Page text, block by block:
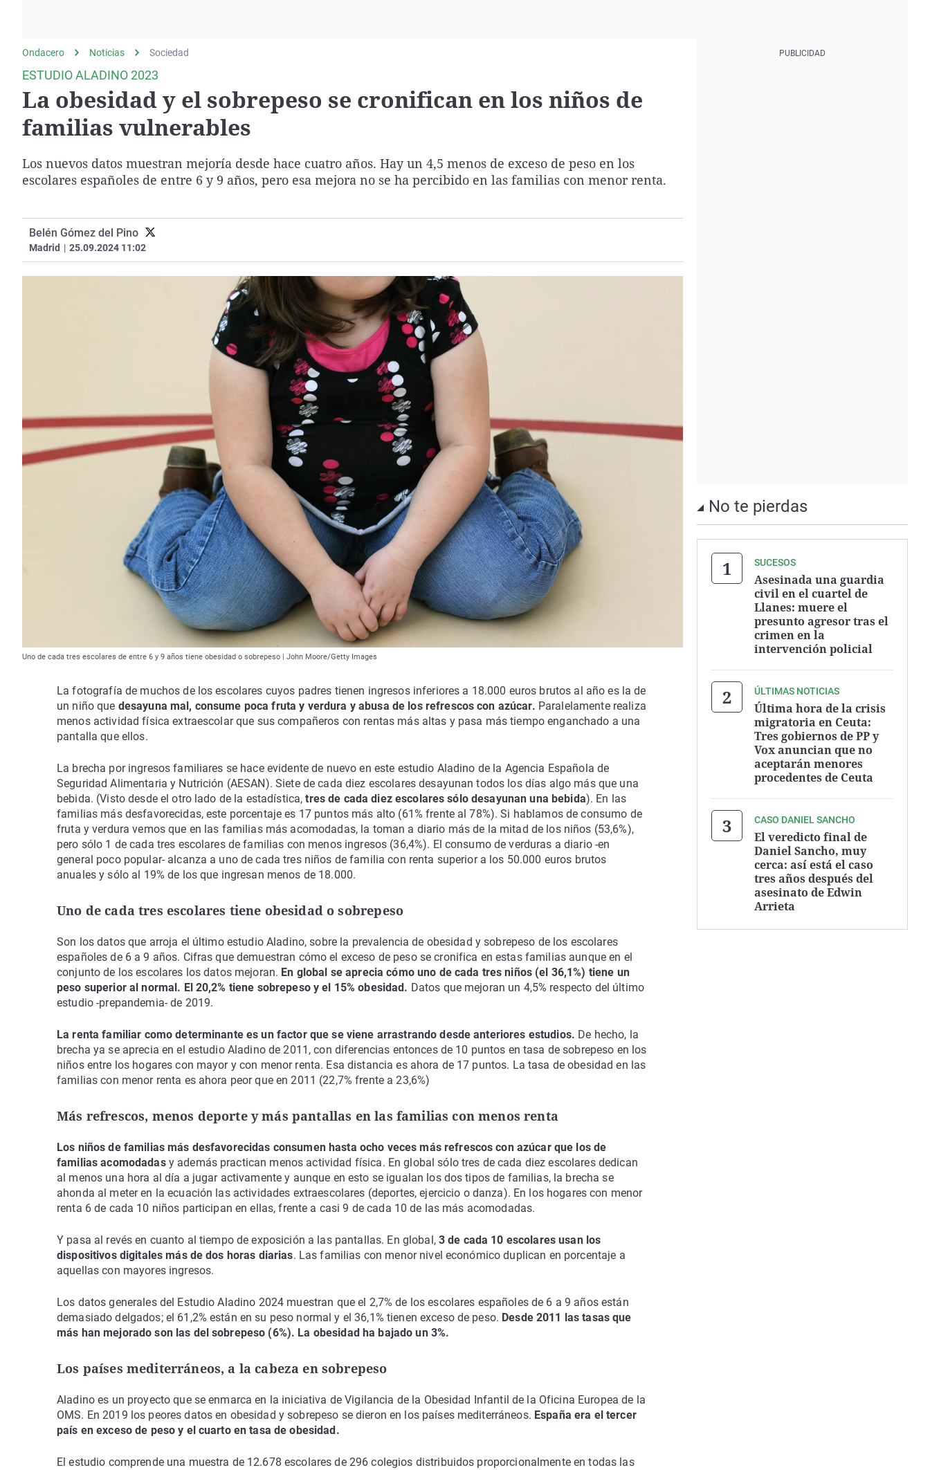
Como el perro y elEquipo de investigación
Negra
País Vasco
Ondacero Noticias Sociedad
ESTUDIO ALADINO 2023
La obesidad y el sobrepeso se cronifican en los niños de
familias vulnerables
Los nuevos datos muestran mejoría desde hace cuatro años. Hay un 4,5 menos de exceso de peso en los
escolares españoles de entre 6 y 9 años, pero esa mejora no se ha percibido en las familias con menor renta.
Belén Gómez del Pino
Madrid | 25.09.2024 11:02
Uno de cada tres escolares de entre 6 y 9 años tiene obesidad o sobrepeso | John Moore/Getty Images
La fotografía de muchos de los escolares cuyos padres tienen ingresos inferiores a 18.000 euros brutos al año es la de
un niño que desayuna mal, consume poca fruta y verdura y abusa de los refrescos con azúcar. Paralelamente realiza
menos actividad física extraescolar que sus compañeros con rentas más altas y pasa más tiempo enganchado a una
pantalla que ellos.
La brecha por ingresos familiares se hace evidente de nuevo en este estudio Aladino de la Agencia Española de
Seguridad Alimentaria y Nutrición (AESAN). Siete de cada diez escolares desayunan todos los días algo más que una
bebida. (Visto desde el otro lado de la estadística,tres de cada diez escolares sólo desayunan una bebida). En las
familias más desfavorecidas, este porcentaje es 17 puntos más alto (61% frente al 78%). Si hablamos de consumo de
fruta y verdura vemos que en las familias más acomodadas, la toman a diario más de la mitad de los niños (53,6%),
pero sólo 1 de cada tres escolares de familias con menos ingresos (36,4%). El consumo de verduras a diario -en
general poco popular- alcanza a uno de cada tres niños de familia con renta superior a los 50.000 euros brutos
anuales y sólo al 19% de los que ingresan menos de 18.000.
Uno de cada tres escolares tiene obesidad o sobrepeso
Son los datos que arroja el último estudio Aladino, sobre la prevalencia de obesidad y sobrepeso de los escolares
españoles de 6 a 9 años. Cifras que demuestran cómo el exceso de peso se cronifica en estas familias aunque en el
conjunto de los escolares los datos mejoran. En global se aprecia cómo uno de cada tres niños (el 36,1%) tiene un
peso superior al normal. El 20,2% tiene sobrepeso y el 15% obesidad. Datos que mejoran un 4,5% respecto del último
estudio -prepandemia- de 2019.
La renta familiar como determinante es un factor que se viene arrastrando desde anteriores estudios. De hecho, la
brecha ya se aprecia en el estudio Aladino de 2011, con diferencias entonces de 10 puntos en tasa de sobrepeso en los
niños entre los hogares con mayor y con menor renta. Esa distancia es ahora de 17 puntos. La tasa de obesidad en las
familias con menor renta es ahora peor que en 2011 (22,7% frente a 23,6%)
Más refrescos, menos deporte y más pantallas en las familias con menos renta
Los niños de familias más desfavorecidas consumen hasta ocho veces más refrescos con azúcar que los de
familias acomodadasy además practican menos actividad física. En global sólo tres de cada diez escolares dedican
al menos una hora al día a jugar activamente y aunque en esto se igualan los dos tipos de familias, la brecha se
ahonda al meter en la ecuación las actividades extraescolares (deportes, ejercicio o danza). En los hogares con menor
renta 6 de cada 10 niños participan en ellas, frente a casi 9 de cada 10 de las más acomodadas.
Y pasa al revés en cuanto al tiempo de exposición a las pantallas. En global, 3 de cada 10 escolares usan los
dispositivos digitales más de dos horas diarias. Las familias con menor nivel económico duplican en porcentaje a
aquellas con mayores ingresos.
Los datos generales del Estudio Aladino 2024 muestran que el 2,7% de los escolares españoles de 6 a 9 años están
demasiado delgados; el 61,2% están en su peso normal y el 36,1% tienen exceso de peso. Desde 2011 las tasas que
más han mejorado son las del sobrepeso (6%). La obesidad ha bajado un 3%.
Los países mediterráneos, a la cabeza en sobrepeso
Aladino es un proyecto que se enmarca en la iniciativa de Vigilancia de la Obesidad Infantil de la Oficina Europea de la
OMS. En 2019 los peores datos en obesidad y sobrepeso se dieron en los países mediterráneos. España era el tercer
país en exceso de peso y el cuarto en tasa de obesidad.
El estudio comprende una muestra de 12.678 escolares de 296 colegios distribuidos proporcionalmente en todas las
No te pierdas
SUCESOS
Asesinada una guardia
civil en el cuartel de
Llanes: muere el
presunto agresor tras el
crimen en la
intervención policial
ÚLTIMAS NOTICIAS
Última hora de la crisis
migratoria en Ceuta:
Tres gobiernos de PP y
Vox anuncian que no
aceptarán menores
procedentes de Ceuta
CASO DANIEL SANCHO
El veredicto final de
Daniel Sancho, muy
cerca: así está el caso
tres años después del
asesinato de Edwin
Arrieta